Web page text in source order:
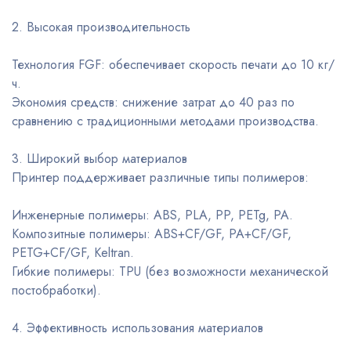
2. Высокая производительность
Технология FGF: обеспечивает скорость печати до 10 кг/
ч.
Экономия средств: снижение затрат до 40 раз по
сравнению с традиционными методами производства.
3. Широкий выбор материалов
Принтер поддерживает различные типы полимеров:
Инженерные полимеры: ABS, PLA, PP, PETg, PA.
Композитные полимеры: ABS+CF/GF, PA+CF/GF,
PETG+CF/GF, Keltran.
Гибкие полимеры: TPU (без возможности механической
постобработки).
4. Эффективность использования материалов